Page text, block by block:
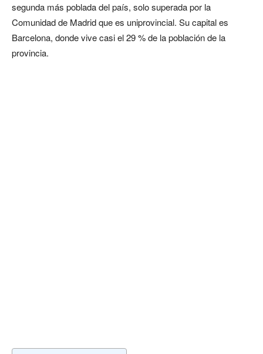
segunda más poblada del país, solo superada por la
Comunidad de Madrid que es uniprovincial. Su capital es
Barcelona, donde vive casi el 29 % de la población de la
provincia.